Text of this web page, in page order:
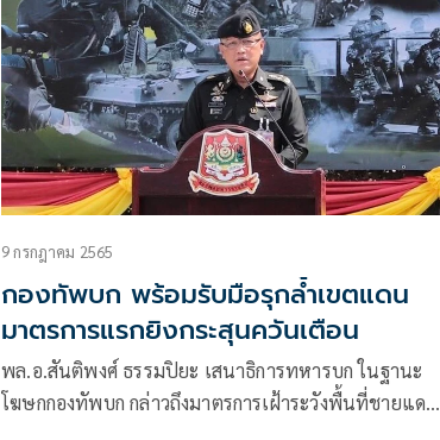
9 กรกฎาคม 2565
กองทัพบก พร้อมรับมือรุกล้ำเขตแดน
มาตรการแรกยิงกระสุนควันเตือน
พล.อ.สันติพงศ์ ธรรมปิยะ เสนาธิการทหารบก ในฐานะ
โฆษกกองทัพบก กล่าวถึงมาตรการเฝ้าระวังพื้นที่ชายแดน